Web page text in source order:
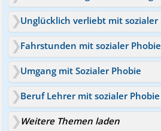
Fahrstunden mit sozialer Phobie
Umgang mit Sozialer Phobie
Beruf Lehrer mit sozialer Phobie
Weitere Themen laden